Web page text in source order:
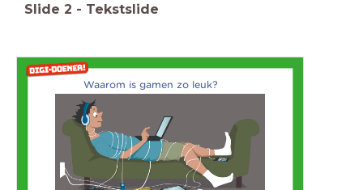
Slide 2 - Tekstslide
Waarom is gamen zo leuk?